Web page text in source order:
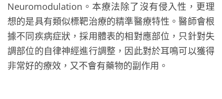
Neuromodulation。本療法除了沒有侵入性，更理
想的是具有類似標靶治療的精準醫療特性。醫師會根
據不同疾病症狀，採用體表的相對應部位，只針對失
調部位的自律神經進行調整，因此對於耳鳴可以獲得
非常好的療效，又不會有藥物的副作用。